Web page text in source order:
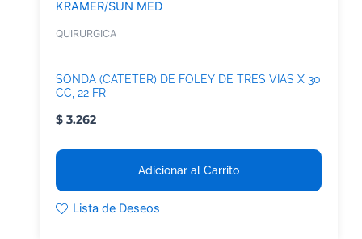
KRAMER/SUN MED
QUIRURGICA
SONDA (CATETER) DE FOLEY DE TRES VIAS X 30
CC, 22 FR
$ 3.262
Adicionar al Carrito
Lista de Deseos